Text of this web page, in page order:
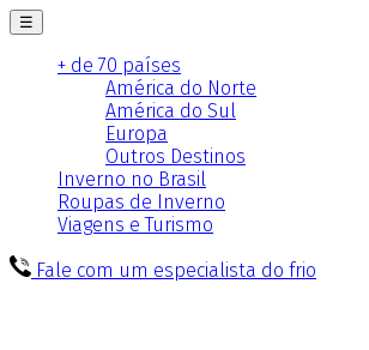
☰
+ de 70 países
América do Norte
América do Sul
Europa
Outros Destinos
Inverno no Brasil
Roupas de Inverno
Viagens e Turismo
Fale com um especialista do frio